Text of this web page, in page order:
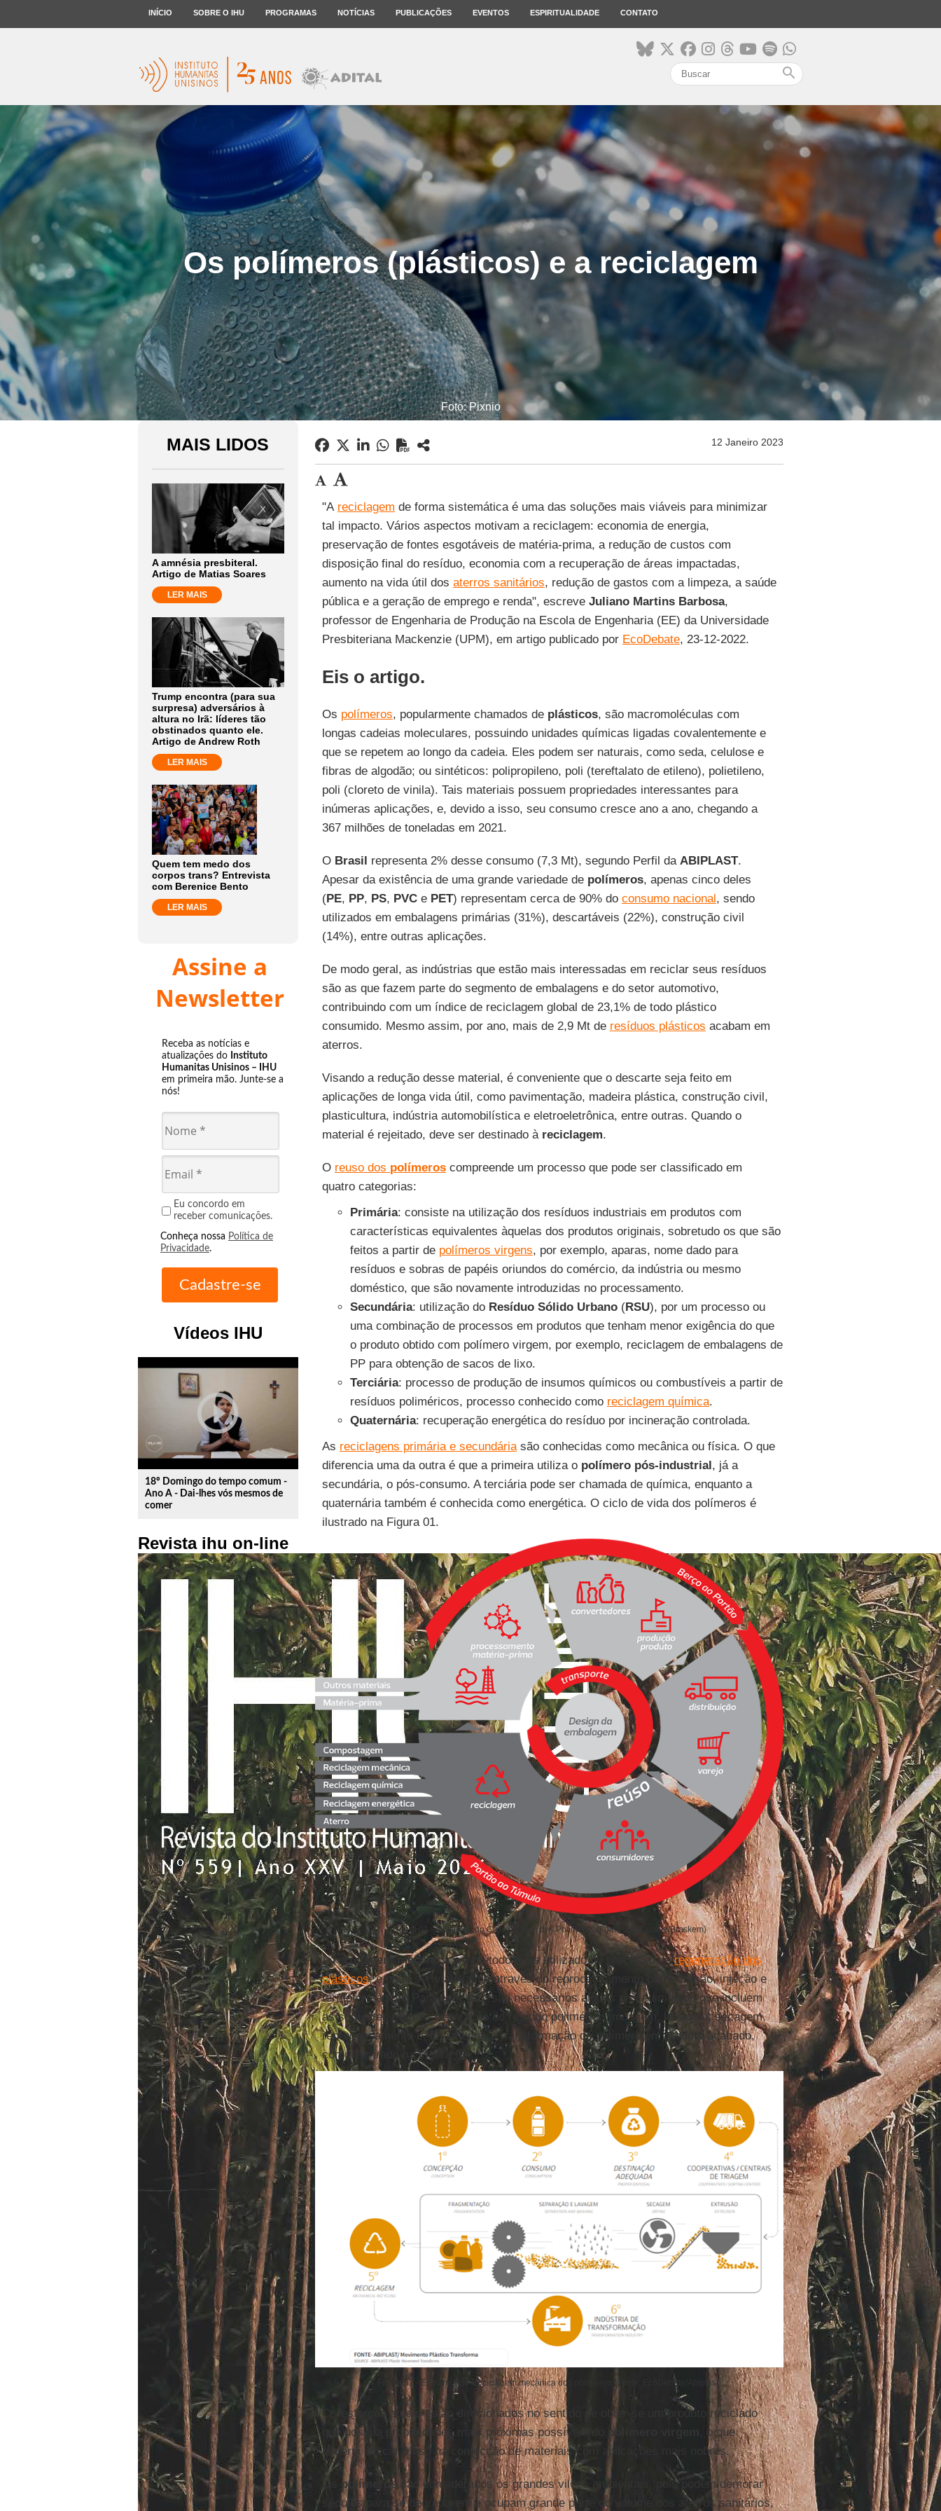
INÍCIO SOBRE O IHU PROGRAMAS NOTÍCIAS PUBLICAÇÕES EVENTOS ESPIRITUALIDADE CONTATO
search
Os polímeros (plásticos) e a reciclagem
Foto: Pixnio
MAIS LIDOS
A amnésia presbiteral.
Artigo de Matias Soares
LER MAIS
Trump encontra (para sua
surpresa) adversários à
altura no Irã: líderes tão
obstinados quanto ele.
Artigo de Andrew Roth
LER MAIS
Quem tem medo dos
corpos trans? Entrevista
com Berenice Bento
LER MAIS
Assine a
Newsletter
Receba as notícias e
atualizações do Instituto
Humanitas Unisinos – IHU
em primeira mão. Junte-se a
nós!
Eu concordo em
receber comunicações.
Conheça nossa Política de
Privacidade.
Vídeos IHU
play_circle_outline
18º Domingo do tempo comum -
Ano A - Dai-lhes vós mesmos de
comer
Revista ihu on-line
12 Janeiro 2023
"A reciclagem de forma sistemática é uma das soluções mais viáveis para minimizar
tal impacto. Vários aspectos motivam a reciclagem: economia de energia,
preservação de fontes esgotáveis de matéria-prima, a redução de custos com
disposição final do resíduo, economia com a recuperação de áreas impactadas,
aumento na vida útil dos aterros sanitários, redução de gastos com a limpeza, a saúde
pública e a geração de emprego e renda", escreve Juliano Martins Barbosa,
professor de Engenharia de Produção na Escola de Engenharia (EE) da Universidade
Presbiteriana Mackenzie (UPM), em artigo publicado por EcoDebate, 23-12-2022.
Eis o artigo.
Os polímeros, popularmente chamados de plásticos, são macromoléculas com
longas cadeias moleculares, possuindo unidades químicas ligadas covalentemente e
que se repetem ao longo da cadeia. Eles podem ser naturais, como seda, celulose e
fibras de algodão; ou sintéticos: polipropileno, poli (tereftalato de etileno), polietileno,
poli (cloreto de vinila). Tais materiais possuem propriedades interessantes para
inúmeras aplicações, e, devido a isso, seu consumo cresce ano a ano, chegando a
367 milhões de toneladas em 2021.
O Brasil representa 2% desse consumo (7,3 Mt), segundo Perfil da ABIPLAST.
Apesar da existência de uma grande variedade de polímeros, apenas cinco deles
(PE, PP, PS, PVCe PET) representam cerca de 90% do consumo nacional, sendo
utilizados em embalagens primárias (31%), descartáveis (22%), construção civil
(14%), entre outras aplicações.
De modo geral, as indústrias que estão mais interessadas em reciclar seus resíduos
são as que fazem parte do segmento de embalagens e do setor automotivo,
contribuindo com um índice de reciclagem global de 23,1% de todo plástico
consumido. Mesmo assim, por ano, mais de 2,9 Mt de resíduos plásticos acabam em
aterros.
Visando a redução desse material, é conveniente que o descarte seja feito em
aplicações de longa vida útil, como pavimentação, madeira plástica, construção civil,
plasticultura, indústria automobilística e eletroeletrônica, entre outras. Quando o
material é rejeitado, deve ser destinado à reciclagem.
O reuso dos polímeroscompreende um processo que pode ser classificado em
quatro categorias:
Primária: consiste na utilização dos resíduos industriais em produtos com
características equivalentes àquelas dos produtos originais, sobretudo os que são
feitos a partir de polímeros virgens, por exemplo, aparas, nome dado para
resíduos e sobras de papéis oriundos do comércio, da indústria ou mesmo
doméstico, que são novamente introduzidas no processamento.
Secundária: utilização do Resíduo Sólido Urbano(RSU), por um processo ou
uma combinação de processos em produtos que tenham menor exigência do que
o produto obtido com polímero virgem, por exemplo, reciclagem de embalagens de
PP para obtenção de sacos de lixo.
Terciária: processo de produção de insumos químicos ou combustíveis a partir de
resíduos poliméricos, processo conhecido como reciclagem química.
Quaternária: recuperação energética do resíduo por incineração controlada.
As reciclagens primária e secundáriasão conhecidas como mecânica ou física. O que
diferencia uma da outra é que a primeira utiliza o polímero pós-industrial, já a
secundária, o pós-consumo. A terciária pode ser chamada de química, enquanto a
quaternária também é conhecida como energética. O ciclo de vida dos polímeros é
ilustrado na Figura 01.
Figura 01 - Avaliação do Ciclo de Vida dos Polímeros (Fonte: EcoDebate/Braskem)
Areciclagem mecânicaé o método mais utilizado no processo deregeneração dos
plásticos, e pode ser viabilizada através do reprocessamento por extrusão, injeção e
termoformagem. Para esse fim, são necessários alguns procedimentos que incluem
as seguintes etapas: separação do resíduo polimérico, moagem, lavagem, secagem,
reprocessamento e, finalmente, a transformação do polímero em produto acabado,
como ilustrado na Figura 02.
Figura 02 - Esquema de Reciclagem mecânica dos polímeros (Fonte: EcoDebate/Abiplast)
Os esforços atuais estão direcionados no sentido de obter-se um produto reciclado
que possua propriedades mais próximas possíveis do
polímero virgem
, o que
poderia indicar o uso na confecção de materiais com aplicações mais nobres.
Ospolímeros
são considerados os grandes vilões ambientais, pois podem demorar
séculos para se degradarem e ocupam grande parte do volume dos aterros sanitários,